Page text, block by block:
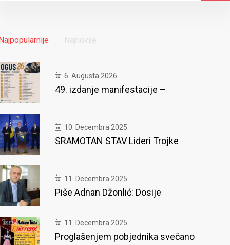
Najnovije
6. Augusta 2026.
49. izdanje manifestacije –
10. Decembra 2025.
SRAMOTAN STAV Lideri Trojke
11. Decembra 2025.
Piše Adnan Džonlić: Dosije
11. Decembra 2025.
Proglašenjem pobjednika svečano